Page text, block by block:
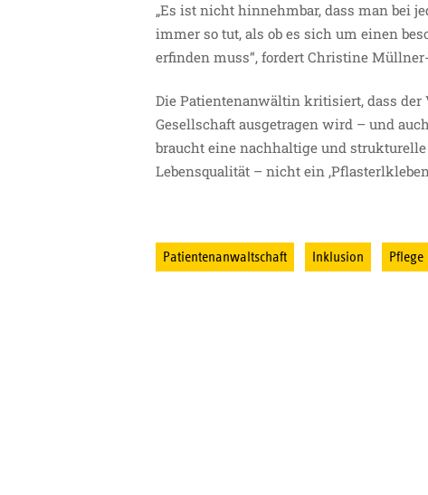
„Es ist nicht hinnehmbar, dass man bei
immer so tut, als ob es sich um einen
erfinden muss“, fordert Christine
Die Patientenanwältin kritisiert, dass
Gesellschaft ausgetragen wird – und
braucht eine nachhaltige und
Lebensqualität – nicht ein
Patientenanwaltschaft Inklusion Pflege